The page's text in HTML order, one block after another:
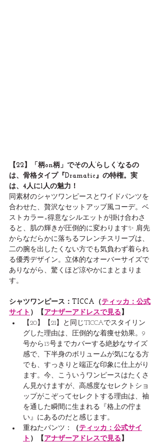
【22】「柄on柄」でその人’らしく’なるの
は、骨格タイプ『Dramatic』の特権。実
は、4人に1人の魅力！
同素材のシャツワンピースとワイドパンツを
合わせた、贅沢なセットアップ風コーデ。ベ
ストカラー×得意なシルエットが掛け合わさ
ると、肌の輝きが圧倒的に変わります✨ 肩先
からなだらかに落ちるフレンチスリーブは、
二の腕を出したくない方でも気負わず着られ
る優秀デザイン。立体的なオーバーサイズで
ありながら、驚くほど涼やかにまとまりま
す。
シャツワンピース：TICCA（ ティッカ：公式
サイト ）【アナザーアドレスで見る 】
【20】【21】と同じTICCAでスタイリン
グした理由は、圧倒的な着痩せ効果。9
号から13号までカバーする絶妙なサイズ
感で、下半身のボリュームが気になる方
でも、すっきりと端正な印象に仕上がり
ます。今、こういうワンピースはたくさ
ん見かけますが、高感度なセレクトショ
ップがこぞってセレクトする理由は、袖
を通した瞬間に生まれる『格上の佇ま
い』にあるのだと感じます。
重ねたパンツ：
（ ティッカ：公式サイ
ト ）【アナザーアドレスで見る 】